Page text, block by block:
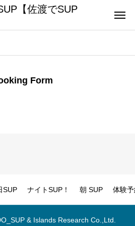
【佐渡でSUP
Form
SUP ナイトSUP！ 朝 SUP 体験
& Islands Research Co.,Ltd.